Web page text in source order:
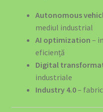
Autonomous
mediul industrial
AI optimization –
eficiență
Digital
industriale
Industry 4.0–